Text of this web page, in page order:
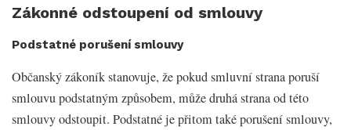
občanský zákoník odstoupení od smlouvy
Zákonné odstoupení od smlouvy
Podstatné porušení smlouvy
Občanský zákoník stanovuje, že pokud smluvní strana poruší
smlouvu podstatným způsobem, může druhá strana od této
smlouvy odstoupit. Podstatné je přitom také porušení smlouvy,